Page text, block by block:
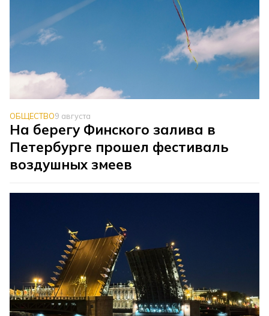
ОБЩЕСТВО9 августа
На берегу Финского залива в
Петербурге прошел фестиваль
воздушных змеев